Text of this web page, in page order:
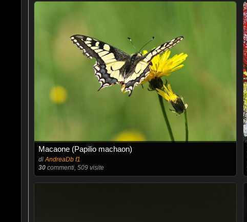
Macaone (Papilio machaon)
diAndreaDb f1
30commenti, 509 visite